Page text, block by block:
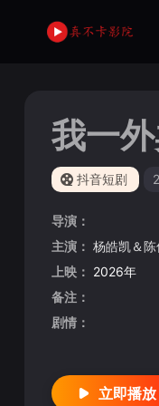
我一
抖音短剧
导演：
主演： 杨皓凯＆陈
上映： 2026年
备注：
剧情：
立即播放